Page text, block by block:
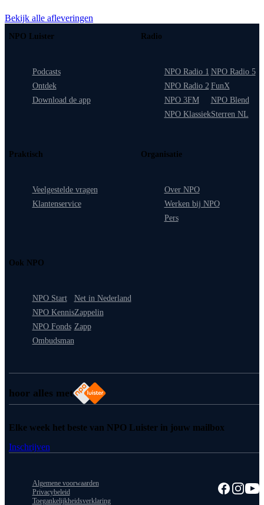
Bekijk alle afleveringen
hoor alles met
NPO Luister
Podcasts
Ontdek
Download de app
Radio
NPO Radio 1
NPO Radio 2
NPO 3FM
NPO Klassiek
NPO Radio 5
FunX
NPO Blend
Sterren NL
Praktisch
Veelgestelde vragen
Klantenservice
Organisatie
Over NPO
Werken bij NPO
Pers
Ook NPO
NPO Start
NPO Kennis
NPO Fonds
Ombudsman
Net in Nederland
Zappelin
Zapp
Elke week het beste van NPO Luister in jouw mailbox
Inschrijven
Algemene voorwaarden
Privacybeleid
Toegankelijkheidsverklaring